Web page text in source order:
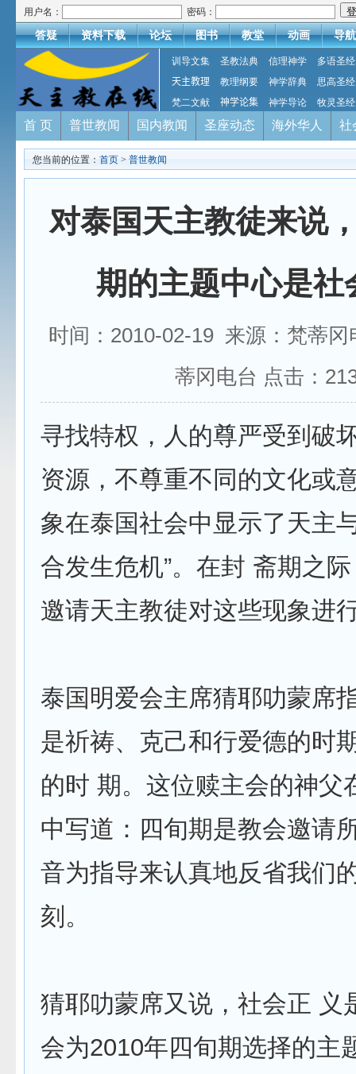
用户名： 密码：
答疑 资料下载 论坛 图书 教堂 动画 导航
训导文集 圣教法典 信理神学
多语圣经
天主教理
教理纲要 神学辞典
思高圣经
梵二文献
神学论集 神学导论 牧灵圣经
首 页 普世教闻 国内教闻 圣座动态 海外华人 社
您当前的位置： 首页 > 普世教闻
对泰国天主教徒来说
期的主题中心是社
时间：2010-02-19 来源：梵蒂
蒂冈电台 点击：
寻找特权，人的尊严受到破
资源，不尊重不同的文化或
象在泰国社会中显示了天主
合发生危机”。在封 斋期之
邀请天主教徒对这些现象进
泰国明爱会主席猜耶叻蒙席
是祈祷、克己和行爱德的时
的时 期。这位赎主会的神父
中写道：四旬期是教会邀请
音为指导来认真地反省我们
刻。
猜耶叻蒙席又说，社会正 义
会为2010年四旬期选择的主